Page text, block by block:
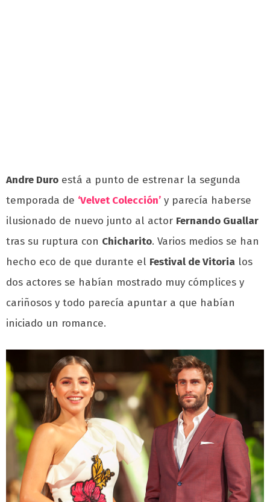
Andre Duro está a punto de estrenar la segunda
temporada de ‘Velvet Colección’ y parecía haberse
ilusionado de nuevo junto al actor Fernando Guallar
tras su ruptura con Chicharito. Varios medios se han
hecho eco de que durante el Festival de Vitoria los
dos actores se habían mostrado muy cómplices y
cariñosos y todo parecía apuntar a que habían
iniciado un romance.